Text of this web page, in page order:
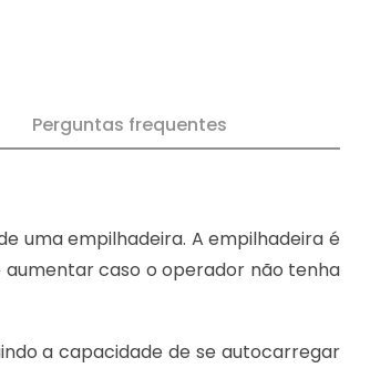
Perguntas frequentes
uma empilhadeira. A empilhadeira é
aumentar caso o operador não tenha
a capacidade de se autocarregar